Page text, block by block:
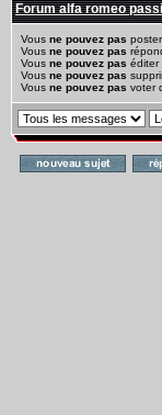
Forum alfa romeo
Vous ne pouvez pas
Vous ne pouvez pas
Vous ne pouvez pas éditer
Vous ne pouvez pas
Vous ne pouvez pas voter